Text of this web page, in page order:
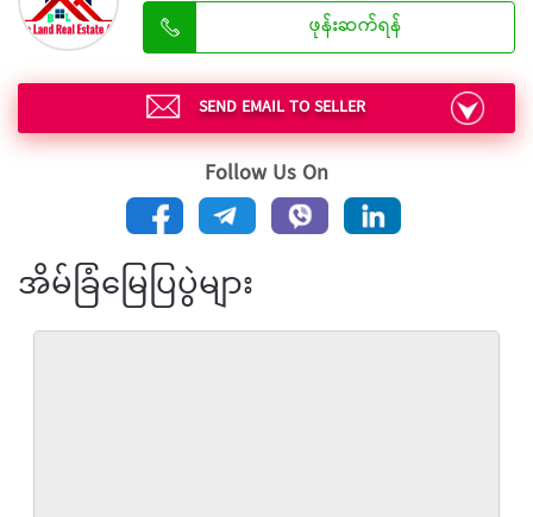
ဖုန်းဆက်ရန်
SEND EMAIL TO SELLER
Follow Us On
အိမ်ခြံမြေပြပွဲများ